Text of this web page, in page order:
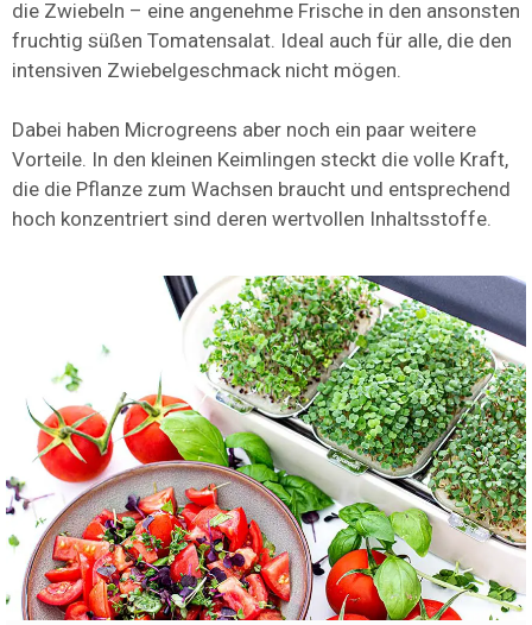
die Zwiebeln – eine angenehme Frische in den ansonsten
fruchtig süßen Tomatensalat. Ideal auch für alle, die den
intensiven Zwiebelgeschmack nicht mögen.
Dabei haben Microgreens aber noch ein paar weitere
Vorteile. In den kleinen Keimlingen steckt die volle Kraft,
die die Pflanze zum Wachsen braucht und entsprechend
hoch konzentriert sind deren wertvollen Inhaltsstoffe.